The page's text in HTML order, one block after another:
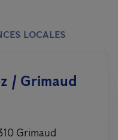
LOCALES
/ Grimaud
Grimaud